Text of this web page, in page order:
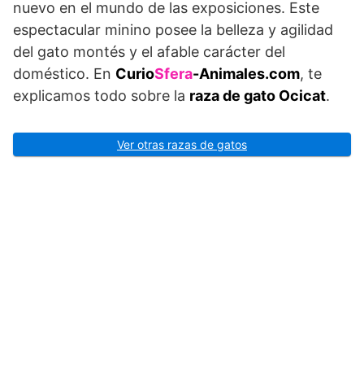
nuevo en el mundo de las exposiciones. Este
espectacular minino posee la belleza y agilidad
del gato montés y el afable carácter del
doméstico. En CurioSfera-Animales.com, te
explicamos todo sobre la raza de gato Ocicat.
Ver otras razas de gatos